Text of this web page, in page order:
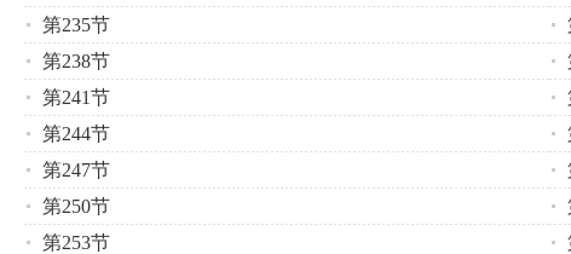
第235节
第238节
第241节
第244节
第247节
第250节
第253节